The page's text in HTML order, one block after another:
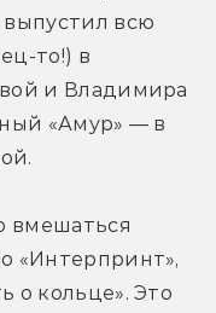
выпустил всю
то!) в
и Владимира
«Амур» — в
вмешаться
«Интерпринт»,
о кольце». Это